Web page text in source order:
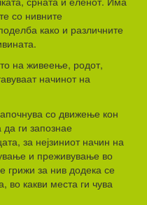
со нивните
како и различните
на живеење, родот,
начинот на
со движење кон
ги запознае
за нејзиниот начин на
и преживување во
грижи за нив додека се
во какви места ги чува